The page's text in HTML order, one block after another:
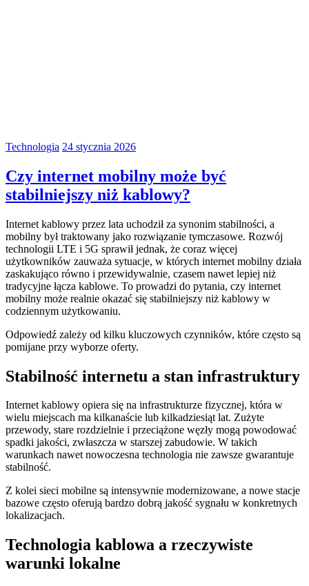
Technologia 24 stycznia 2026
Czy internet mobilny może być
stabilniejszy niż kablowy?
Internet kablowy przez lata uchodził za synonim stabilności, a
mobilny był traktowany jako rozwiązanie tymczasowe. Rozwój
technologii LTE i 5G sprawił jednak, że coraz więcej
użytkowników zauważa sytuacje, w których internet mobilny działa
zaskakująco równo i przewidywalnie, czasem nawet lepiej niż
tradycyjne łącza kablowe. To prowadzi do pytania, czy internet
mobilny może realnie okazać się stabilniejszy niż kablowy w
codziennym użytkowaniu.
Odpowiedź zależy od kilku kluczowych czynników, które często są
pomijane przy wyborze oferty.
Stabilność internetu a stan infrastruktury
Internet kablowy opiera się na infrastrukturze fizycznej, która w
wielu miejscach ma kilkanaście lub kilkadziesiąt lat. Zużyte
przewody, stare rozdzielnie i przeciążone węzły mogą powodować
spadki jakości, zwłaszcza w starszej zabudowie. W takich
warunkach nawet nowoczesna technologia nie zawsze gwarantuje
stabilność.
Z kolei sieci mobilne są intensywnie modernizowane, a nowe stacje
bazowe często oferują bardzo dobrą jakość sygnału w konkretnych
lokalizacjach.
Technologia kablowa a rzeczywiste
warunki lokalne